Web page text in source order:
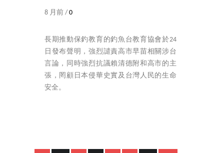
8 月前 / 0
長期推動保釣教育的釣魚台教育協會於24
日發布聲明，強烈譴責高市早苗相關涉台
言論，同時強烈抗議賴清德附和高市的主
張，罔顧日本侵華史實及台灣人民的生命
安全。